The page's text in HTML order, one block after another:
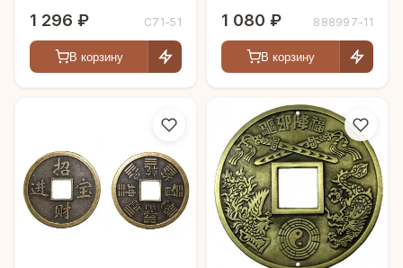
1 296 ₽ С71-51
В корзину
1 080 ₽ 888997-11
В корзину